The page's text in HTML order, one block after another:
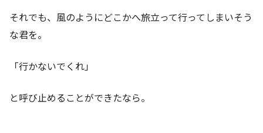
それでも、風のようにどこかへ旅立って行ってしまいそう
な君を。
「行かないでくれ」
と呼び止めることができたなら。